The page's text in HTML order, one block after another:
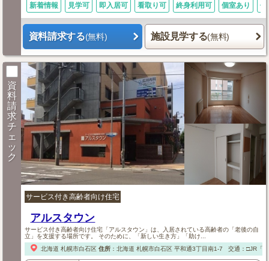
新着情報 見学可 即入居可 看取り可 終身利用可 個室あり 体
資料請求する(無料) 施設見学する(無料)
資
料
請
求
チ
ェ
ッ
ク
サービス付き高齢者向け住宅
アルスタウン
サービス付き高齢者向け住宅「アルスタウン」は、入居されている高齢者の「老後の自
立」を支援する場所です。 そのために、「新しい生き方」「助け...
北海道 札幌市白石区 住所： 北海道 札幌市白石区平和通3丁目南1-7 交通：□JR「